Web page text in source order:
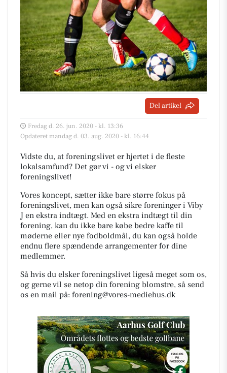
Del artikel
Fredag d. 26. jun. 2020 - kl. 13:36
Opdateret mandag d. 03. aug. 2020 - kl. 16:44
Vidste du, at foreningslivet er hjertet i de fleste
lokalsamfund? Det gør vi - og vi elsker
foreningslivet!
Vores koncept, sætter ikke bare større fokus på
foreningslivet, men kan også sikre foreninger i Viby
J en ekstra indtægt. Med en ekstra indtægt til din
forening, kan du ikke bare købe bedre kaffe til
møderne eller nye fodboldmål, du kan også holde
endnu flere spændende arrangementer for dine
medlemmer.
Så hvis du elsker foreningslivet ligeså meget som os,
og gerne vil se netop din forening blomstre, så send
os en mail på: forening@vores-mediehus.dk